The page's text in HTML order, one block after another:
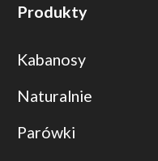
Produkty
Kabanosy
Naturalnie
Parówki